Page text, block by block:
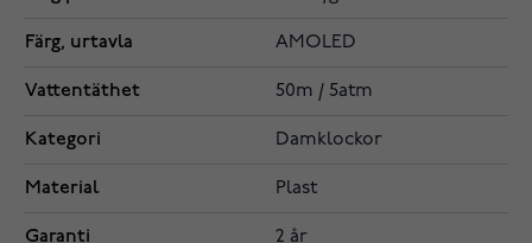
Färg, urtavla AMOLED
Vattentäthet 50m / 5atm
Kategori Damklockor
Material Plast
Garanti 2 år